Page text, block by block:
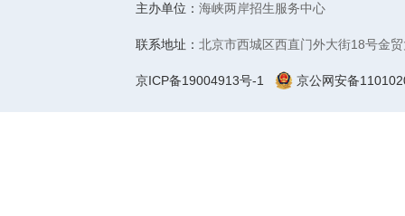
主办单位： 海峡两岸招生服务中心
联系地址： 北京市西城区西直门外大街18号金
京ICP备19004913号-1 京公网安备